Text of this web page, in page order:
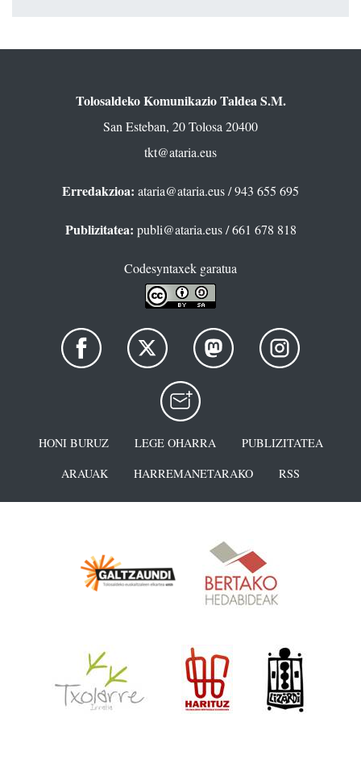
Tolosaldeko Komunikazio Taldea S.M.
San Esteban, 20 Tolosa 20400
tkt@ataria.eus
Erredakzioa: ataria@ataria.eus/ 943 655 695
Publizitatea: publi@ataria.eus/ 661 678 818
Codesyntaxek garatua
HONI BURUZ LEGE OHARRA
PUBLIZITATEA
ARAUAK
HARREMANETARAKO RSS